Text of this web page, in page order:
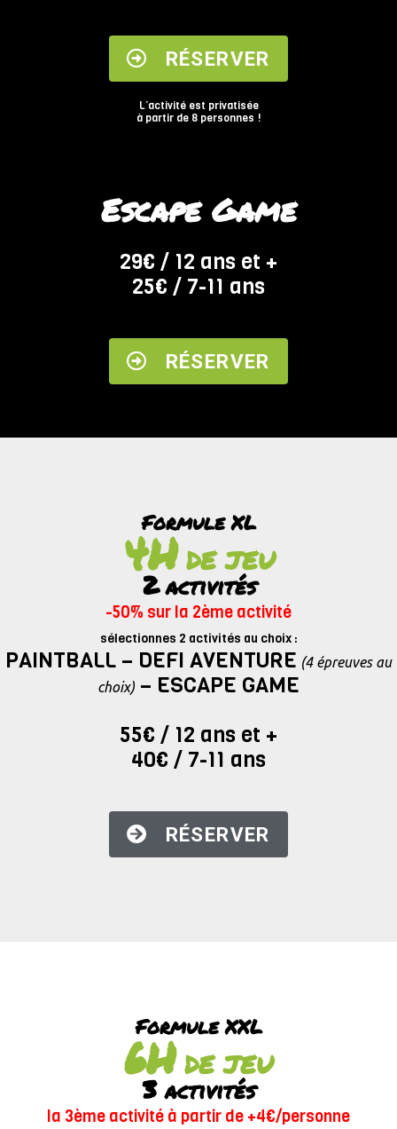
RÉSERVER
L’activité est privatisée
à partir de 8 personnes !
Escape Game
29€ / 12 ans et +
25€ / 7-11 ans
RÉSERVER
Formule XL
4HDE JEU
2activités
-50% sur la 2ème activité
sélectionnes 2 activités au choix :
PAINTBALL – DEFI AVENTURE (4 épreuves au
choix) – ESCAPE GAME
55€ / 12 ans et +
40€ / 7-11 ans
RÉSERVER
Formule XXL
6HDE JEU
3activités
la 3ème activité à partir de +4€/personne